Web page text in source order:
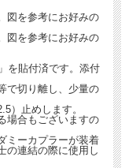
考にお好みの
考にお好みの
付済です。添付
離し、少量の
）止めします。
ざいますの
ーカプラーが装着
の連結の際に使用し